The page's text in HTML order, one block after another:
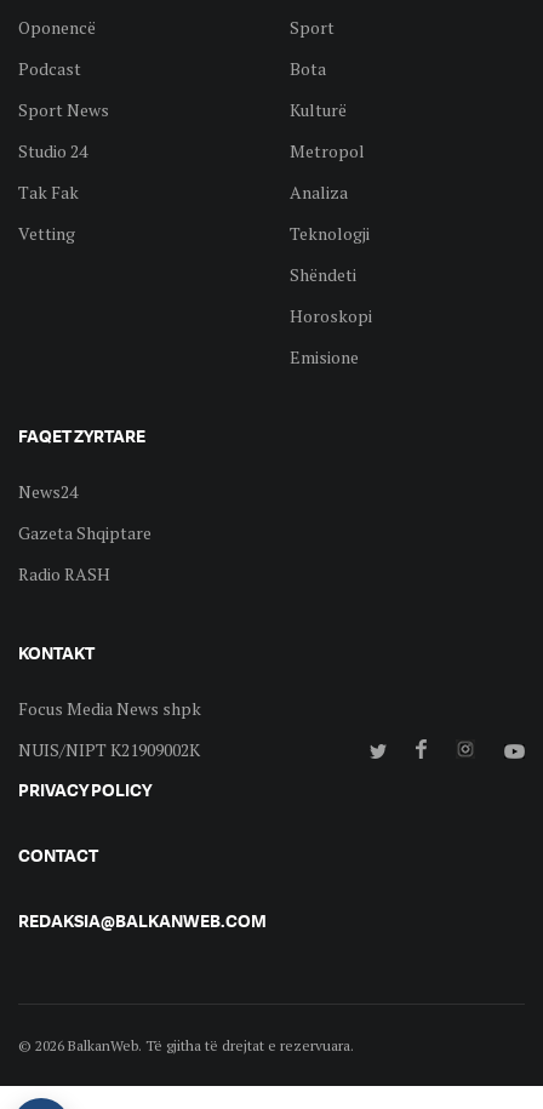
Oponencë
Podcast
Sport News
Studio 24
Tak Fak
Vetting
Sport
Bota
Kulturë
Metropol
Analiza
Teknologji
Shëndeti
Horoskopi
Emisione
FAQET ZYRTARE
News24
Gazeta Shqiptare
Radio RASH
KONTAKT
Focus Media News shpk
NUIS/NIPT K21909002K
PRIVACY POLICY
CONTACT
REDAKSIA@BALKANWEB.COM
© 2026 BalkanWeb. Të gjitha të drejtat e rezervuara.